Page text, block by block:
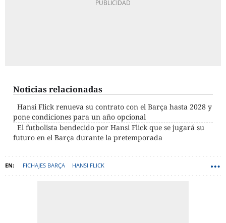
Noticias relacionadas
Hansi Flick renueva su contrato con el Barça hasta 2028 y
pone condiciones para un año opcional
El futbolista bendecido por Hansi Flick que se jugará su
futuro en el Barça durante la pretemporada
FICHAJES BARÇA HANSI FLICK